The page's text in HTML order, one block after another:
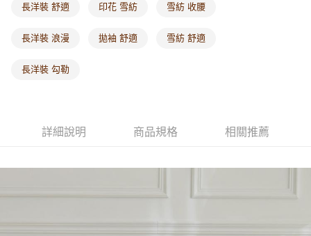
長洋裝 舒適 印花 雪紡 雪紡 收腰
長洋裝 浪漫 拋袖 舒適 雪紡 舒適
長洋裝 勾勒
詳細說明 商品規格 相關推薦